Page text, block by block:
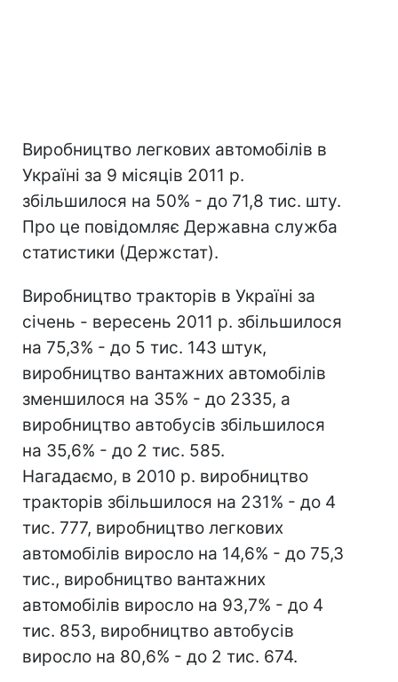
Виробництво легкових автомобілів в
Україні за 9 місяців 2011 р.
збільшилося на 50% - до 71,8 тис. шту.
Про це повідомляє Державна служба
статистики (Держстат).
Виробництво тракторів в Україні за
січень - вересень 2011 р. збільшилося
на 75,3% - до 5 тис. 143 штук,
виробництво вантажних автомобілів
зменшилося на 35% - до 2335, а
виробництво автобусів збільшилося
на 35,6% - до 2 тис. 585.
Нагадаємо, в 2010 р. виробництво
тракторів збільшилося на 231% - до 4
тис. 777, виробництво легкових
автомобілів виросло на 14,6% - до 75,3
тис., виробництво вантажних
автомобілів виросло на 93,7% - до 4
тис. 853, виробництво автобусів
виросло на 80,6% - до 2 тис. 674.